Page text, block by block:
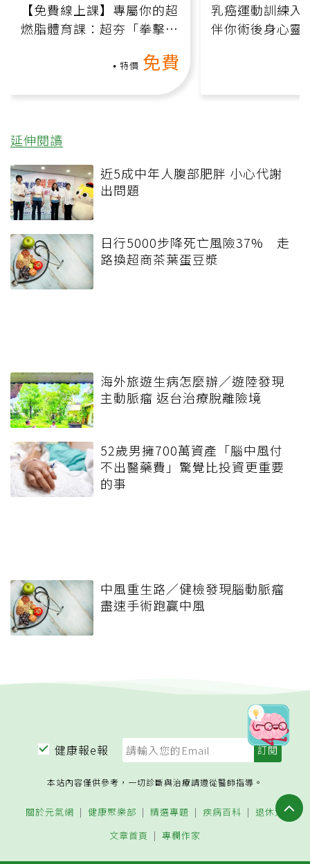
【免費線上課】專屬你的超
燃脂體育課：超夯「拳擊有
特價 免費
乳癌運動訓練入
伴你術後身心靈
延伸閱讀
近5成中年人腹部肥胖 小心代謝
出問題
日行5000步降死亡風險37% 走
路換超商茶葉蛋豆漿
海外旅遊生病怎麼辦／遊陸發現
主動脈瘤 返台治療脫離險境
52歲男擁700萬資產「腦中風付
不出醫藥費」驚覺比投資更重要
的事
中風重生路／健檢發現腦動脈瘤
盡速手術跑贏中風
健康報e報
本站內容僅供參考，一切診斷與治療請遵從醫師指導。
關於元氣網 健康聚樂部 精選專題 疾病百科
退休力
文章首頁
專欄作家